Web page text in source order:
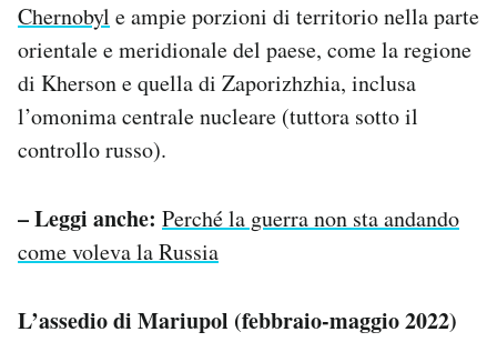
Chernobyl e ampie porzioni di territorio nella parte
orientale e meridionale del paese, come la regione
di Kherson e quella di Zaporizhzhia, inclusa
l’omonima centrale nucleare (tuttora sotto il
controllo russo).
– Leggi anche: Perché la guerra non sta andando
come voleva la Russia
L’assedio di Mariupol (febbraio-maggio 2022)